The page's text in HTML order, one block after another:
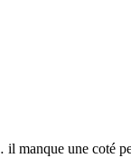
il manque une coté